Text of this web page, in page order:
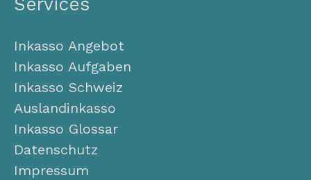
Inkasso Angebot
Inkasso Aufgaben
Inkasso Schweiz
Auslandinkasso
Inkasso Glossar
Datenschutz
Impressum